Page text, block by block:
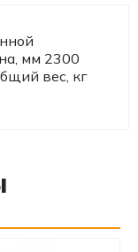
мм 2300
вес, кг